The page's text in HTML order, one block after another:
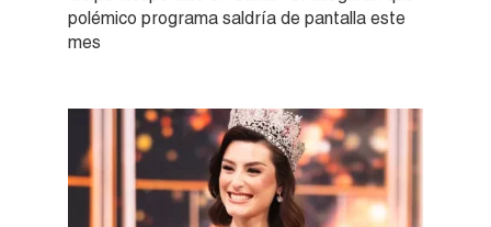
polémico programa saldría de pantalla este
mes